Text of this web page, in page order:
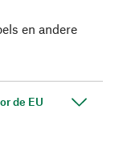
en andere
de EU